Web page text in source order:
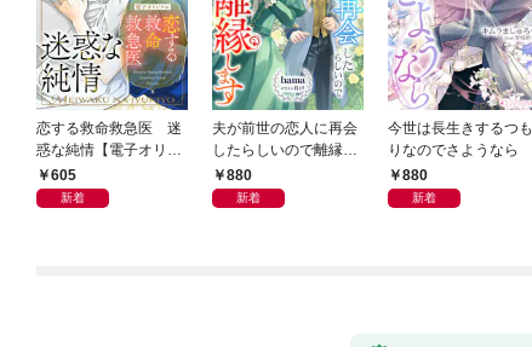
恋する救命救急医 迷
惑な純情【電子オリジ
ナル】
605
新着
夫が前世の恋人に再会
したらしいので離縁し
ます880
新着
今世は長生きするつも
りなのでさようなら
880
新着